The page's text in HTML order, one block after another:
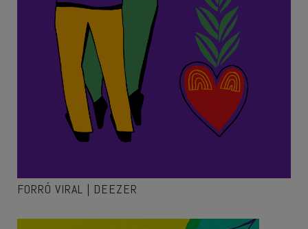
FORRÓ VIRAL | DEEZER